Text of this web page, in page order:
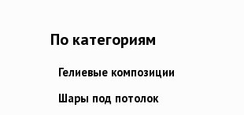
По категориям
Гелиевые композиции
Шары под потолок